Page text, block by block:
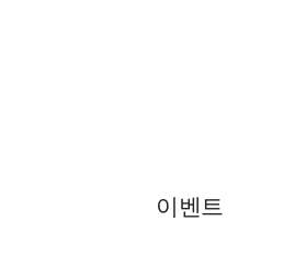
이벤트